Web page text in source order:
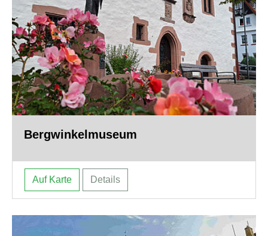
Bergwinkelmuseum
Auf Karte Details